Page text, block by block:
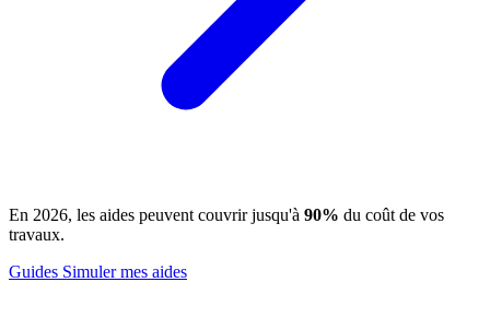
En 2026, les aides peuvent couvrir jusqu'à 90% du coût de vos
travaux.
Guides Simuler mes aides